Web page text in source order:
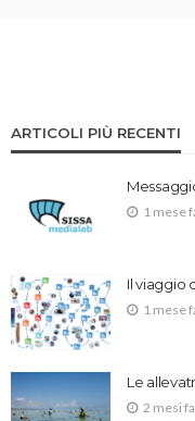
ARTICOLI PIÙ RECENTI
1 mese
Il viaggio
1 mese
Le
2 mesi fa